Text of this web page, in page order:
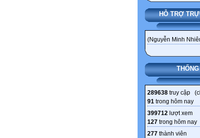
HỖ TRỢ
(Nguyễn Minh
289638 truy cập (
91 trong hôm nay
399712 lượt xem
127 trong hôm nay
277 thành viên